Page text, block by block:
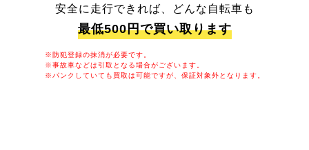
安全に走行できれば、どんな自転車も
最低500円で買い取ります
※防犯登録の抹消が必要です。
※事故車などは引取となる場合がございます。
※パンクしていても買取は可能ですが、保証対象外となります。